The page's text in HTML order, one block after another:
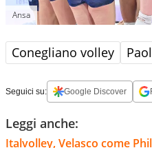
Ansa
Conegliano volley
Seguici su: Google Discover
Leggi anche:
Italvolley, Velasco come